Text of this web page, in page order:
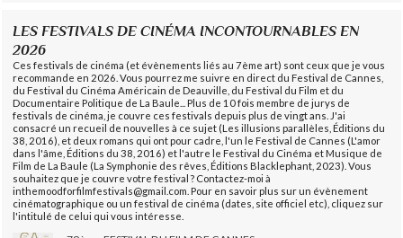
LES FESTIVALS DE CINÉMA INCONTOURNABLES EN
2026
Ces festivals de cinéma (et évènements liés au 7ème art) sont ceux que je vous
recommande en 2026. Vous pourrez me suivre en direct du Festival de Cannes,
du Festival du Cinéma Américain de Deauville, du Festival du Film et du
Documentaire Politique de La Baule... Plus de 10 fois membre de jurys de
festivals de cinéma, je couvre ces festivals depuis plus de vingt ans. J'ai
consacré un recueil de nouvelles à ce sujet (Les illusions parallèles, Éditions du
38, 2016), et deux romans qui ont pour cadre, l'un le Festival de Cannes (L'amor
dans l'âme, Éditions du 38, 2016) et l'autre le Festival du Cinéma et Musique de
Film de La Baule (La Symphonie des rêves, Éditions Blacklephant, 2023). Vous
souhaitez que je couvre votre festival ? Contactez-moi à
inthemoodforfilmfestivals@gmail.com. Pour en savoir plus sur un évènement
cinématographique ou un festival de cinéma (dates, site officiel etc), cliquez sur
l'intitulé de celui qui vous intéresse.